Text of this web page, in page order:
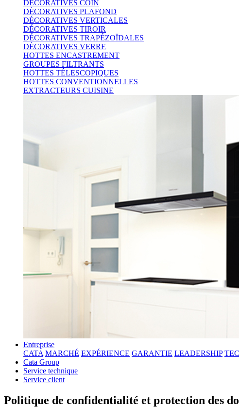
DÉCORATIVES COIN
DÉCORATIVES PLAFOND
DÉCORATIVES VERTICALES
DÉCORATIVES TIROIR
DÉCORATIVES TRAPÉZOÏDALES
DÉCORATIVES VERRE
HOTTES ENCASTREMENT
GROUPES FILTRANTS
HOTTES TÉLESCOPIQUES
HOTTES CONVENTIONNELLES
EXTRACTEURS CUISINE
Entreprise
CATA MARCHÉ EXPÉRIENCE GARANTIE LEADERSHIP
Cata Group
Service technique
Service client
Politique de confidentialité et protection des